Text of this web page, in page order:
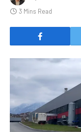
3 Mins Read